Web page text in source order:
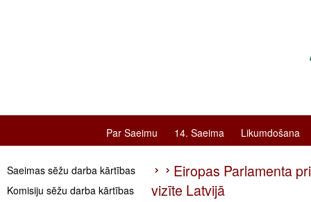
Par Saeimu 14. Saeima Likumdošana
Saeimas sēžu darba kārtības
Komisiju sēžu darba kārtības
Eiropas Parlamenta
vizīte Latvijā